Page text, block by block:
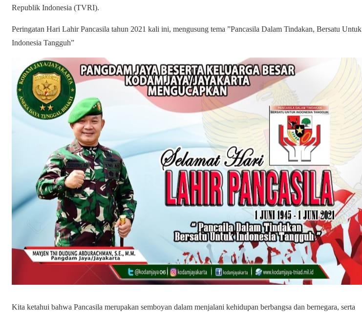
Republik Indonesia (TVRI).
Peringatan Hari Lahir Pancasila tahun 2021 kali ini, mengusung tema ”Pancasila Dalam Tindakan, Bersatu Untuk
Indonesia Tangguh”
Kita ketahui bahwa Pancasila merupakan semboyan dalam menjalani kehidupan berbangsa dan bernegara, serta